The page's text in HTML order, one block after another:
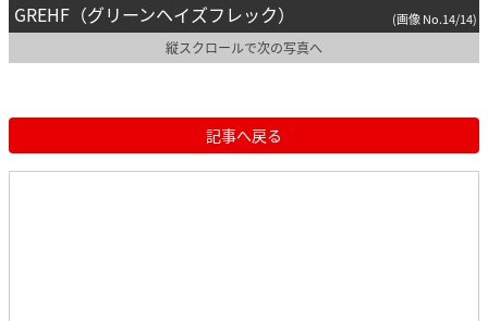
GREHF（グリーンヘイズフレック） (画像 No.14/14)
縦スクロールで次の写真へ
記事へ戻る